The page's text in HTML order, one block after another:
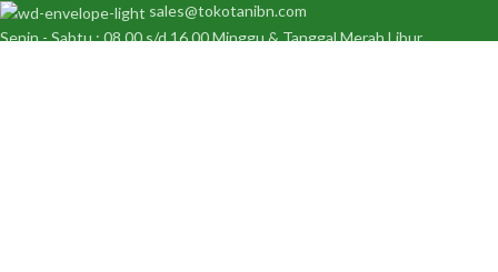
sales@tokotanibn.com
Senin - Sabtu : 08.00 s/d 16.00 Minggu & Tanggal Merah Libur